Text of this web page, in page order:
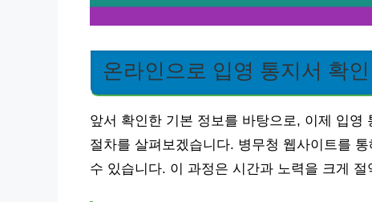
온라인으로 입영 통지서 확
앞서 확인한 기본 정보를 바탕으로, 이제 입영
절차를 살펴보겠습니다. 병무청 웹사이트를
수 있습니다. 이 과정은 시간과 노력을 크게 절